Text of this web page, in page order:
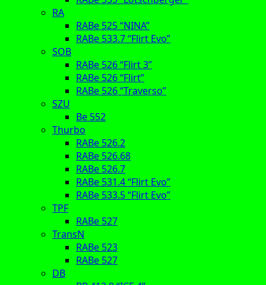
RA
RABe 525 “NINA”
RABe 533.7 “Flirt Evo”
SOB
RABe 526 “Flirt 3”
RABe 526 “Flirt”
RABe 526 “Traverso”
SZU
Be 552
Thurbo
RABe 526.2
RABe 526.68
RABe 526.7
RABe 531.4 “Flirt Evo”
RABe 533.5 “Flirt Evo”
TPF
RABe 527
TransN
RABe 523
RABe 527
DB